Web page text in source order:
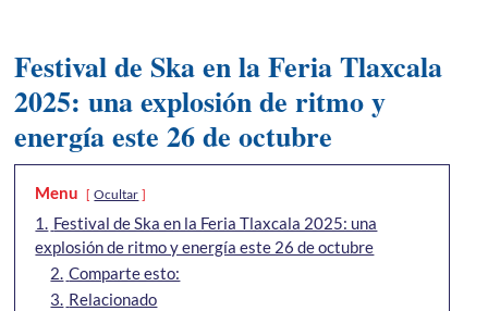
Festival de Ska en la Feria Tlaxcala
2025: una explosión de ritmo y
energía este 26 de octubre
Menu Ocultar
1. Festival de Ska en la Feria Tlaxcala 2025: una
explosión de ritmo y energía este 26 de octubre
2. Comparte esto:
3. Relacionado